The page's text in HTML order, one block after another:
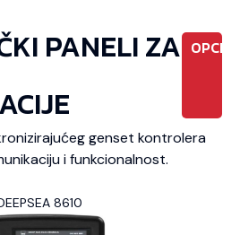
PANELI ZA
genset kontrolera
i funkcionalnost.
8610